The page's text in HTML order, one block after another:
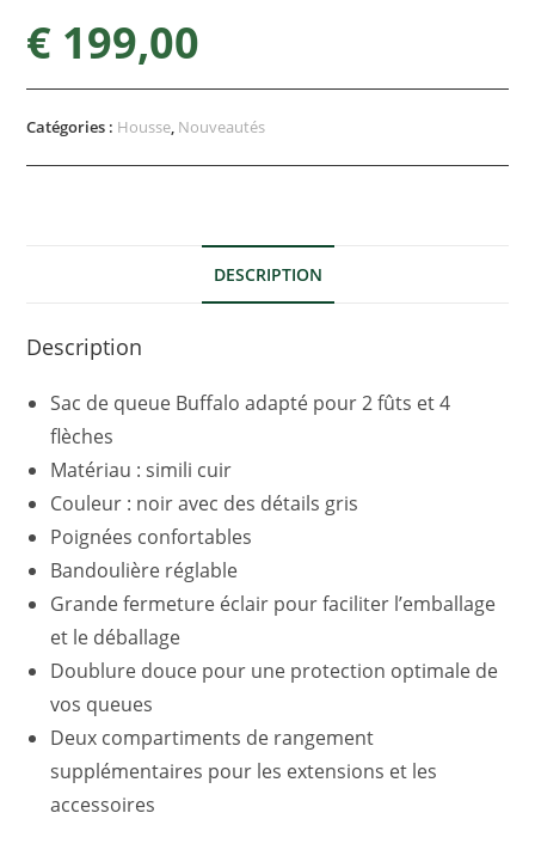
€ 199,00
Catégories : Housse, Nouveautés
DESCRIPTION
Description
Sac de queue Buffalo adapté pour 2 fûts et 4
flèches
Matériau : simili cuir
Couleur : noir avec des détails gris
Poignées confortables
Bandoulière réglable
Grande fermeture éclair pour faciliter l’emballage
et le déballage
Doublure douce pour une protection optimale de
vos queues
Deux compartiments de rangement
supplémentaires pour les extensions et les
accessoires